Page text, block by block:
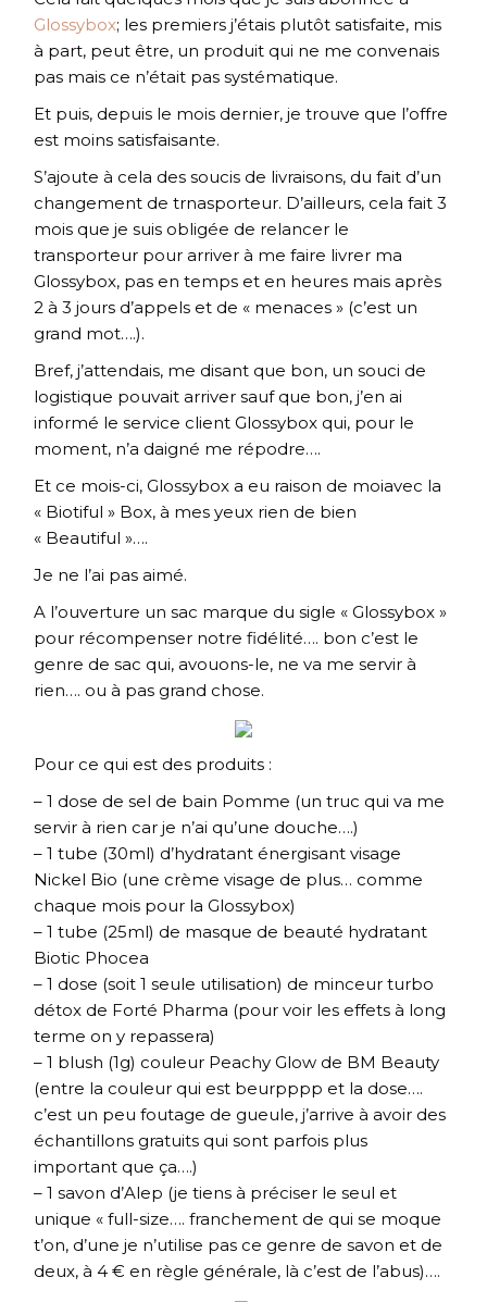
Glossybox; les premiers j’étais plutôt satisfaite, mis
à part, peut être, un produit qui ne me convenais
pas mais ce n’était pas systématique.
Et puis, depuis le mois dernier, je trouve que l’offre
est moins satisfaisante.
S’ajoute à cela des soucis de livraisons, du fait d’un
changement de trnasporteur. D’ailleurs, cela fait 3
mois que je suis obligée de relancer le
transporteur pour arriver à me faire livrer ma
Glossybox, pas en temps et en heures mais après
2 à 3 jours d’appels et de « menaces » (c’est un
grand mot….).
Bref, j’attendais, me disant que bon, un souci de
logistique pouvait arriver sauf que bon, j’en ai
informé le service client Glossybox qui, pour le
moment, n’a daigné me répodre….
Et ce mois-ci, Glossybox a eu raison de moiavec la
« Biotiful » Box, à mes yeux rien de bien
« Beautiful »….
Je ne l’ai pas aimé.
A l’ouverture un sac marque du sigle « Glossybox »
pour récompenser notre fidélité…. bon c’est le
genre de sac qui, avouons-le, ne va me servir à
rien…. ou à pas grand chose.
Pour ce qui est des produits :
– 1 dose de sel de bain Pomme (un truc qui va me
servir à rien car je n’ai qu’une douche….)
– 1 tube (30ml) d’hydratant énergisant visage
Nickel Bio (une crème visage de plus… comme
chaque mois pour la Glossybox)
– 1 tube (25ml) de masque de beauté hydratant
Biotic Phocea
– 1 dose (soit 1 seule utilisation) de minceur turbo
détox de Forté Pharma (pour voir les effets à long
terme on y repassera)
– 1 blush (1g) couleur Peachy Glow de BM Beauty
(entre la couleur qui est beurpppp et la dose….
c’est un peu foutage de gueule, j’arrive à avoir des
échantillons gratuits qui sont parfois plus
important que ça….)
– 1 savon d’Alep (je tiens à préciser le seul et
unique « full-size…. franchement de qui se moque
t’on, d’une je n’utilise pas ce genre de savon et de
deux, à 4 € en règle générale, là c’est de l’abus)….